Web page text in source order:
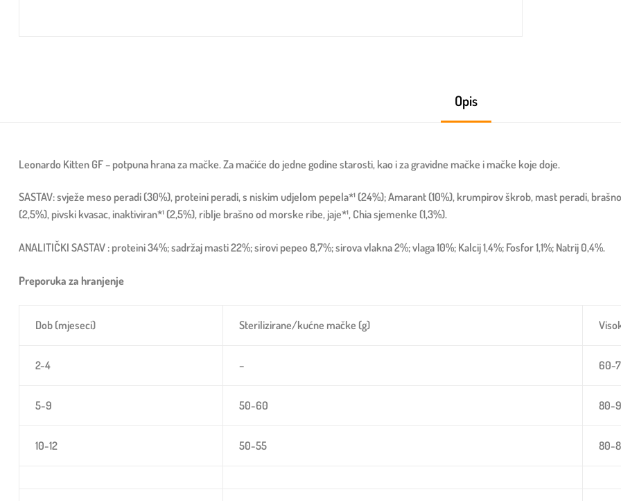
Opis
Leonardo Kitten GF – potpuna hrana za mačke. Za mačiće do jedne godine starosti, kao i za gravidne mačke i mačke koje doje.
SASTAV: svježe meso peradi (30%), proteini peradi, s niskim udjelom pepela*¹ (24%); Amarant (10%), krumpirov škrob, mast peradi,
(2,5%), pivski kvasac, inaktiviran*¹ (2,5%), riblje brašno od morske ribe, jaje*¹, Chia sjemenke (1,3%).
ANALITIČKI SASTAV : proteini 34%; sadržaj masti 22%; sirovi pepeo 8,7%; sirova vlakna 2%; vlaga 10%; Kalcij 1,4%; Fosfor 1,1%; Natrij 0,4%.
Preporuka za hranjenje
Dob (mjeseci) Sterilizirane/kućne mačke (g)
2-4 – 60-
5-9 50-60 80-
10-12 50-55 80-